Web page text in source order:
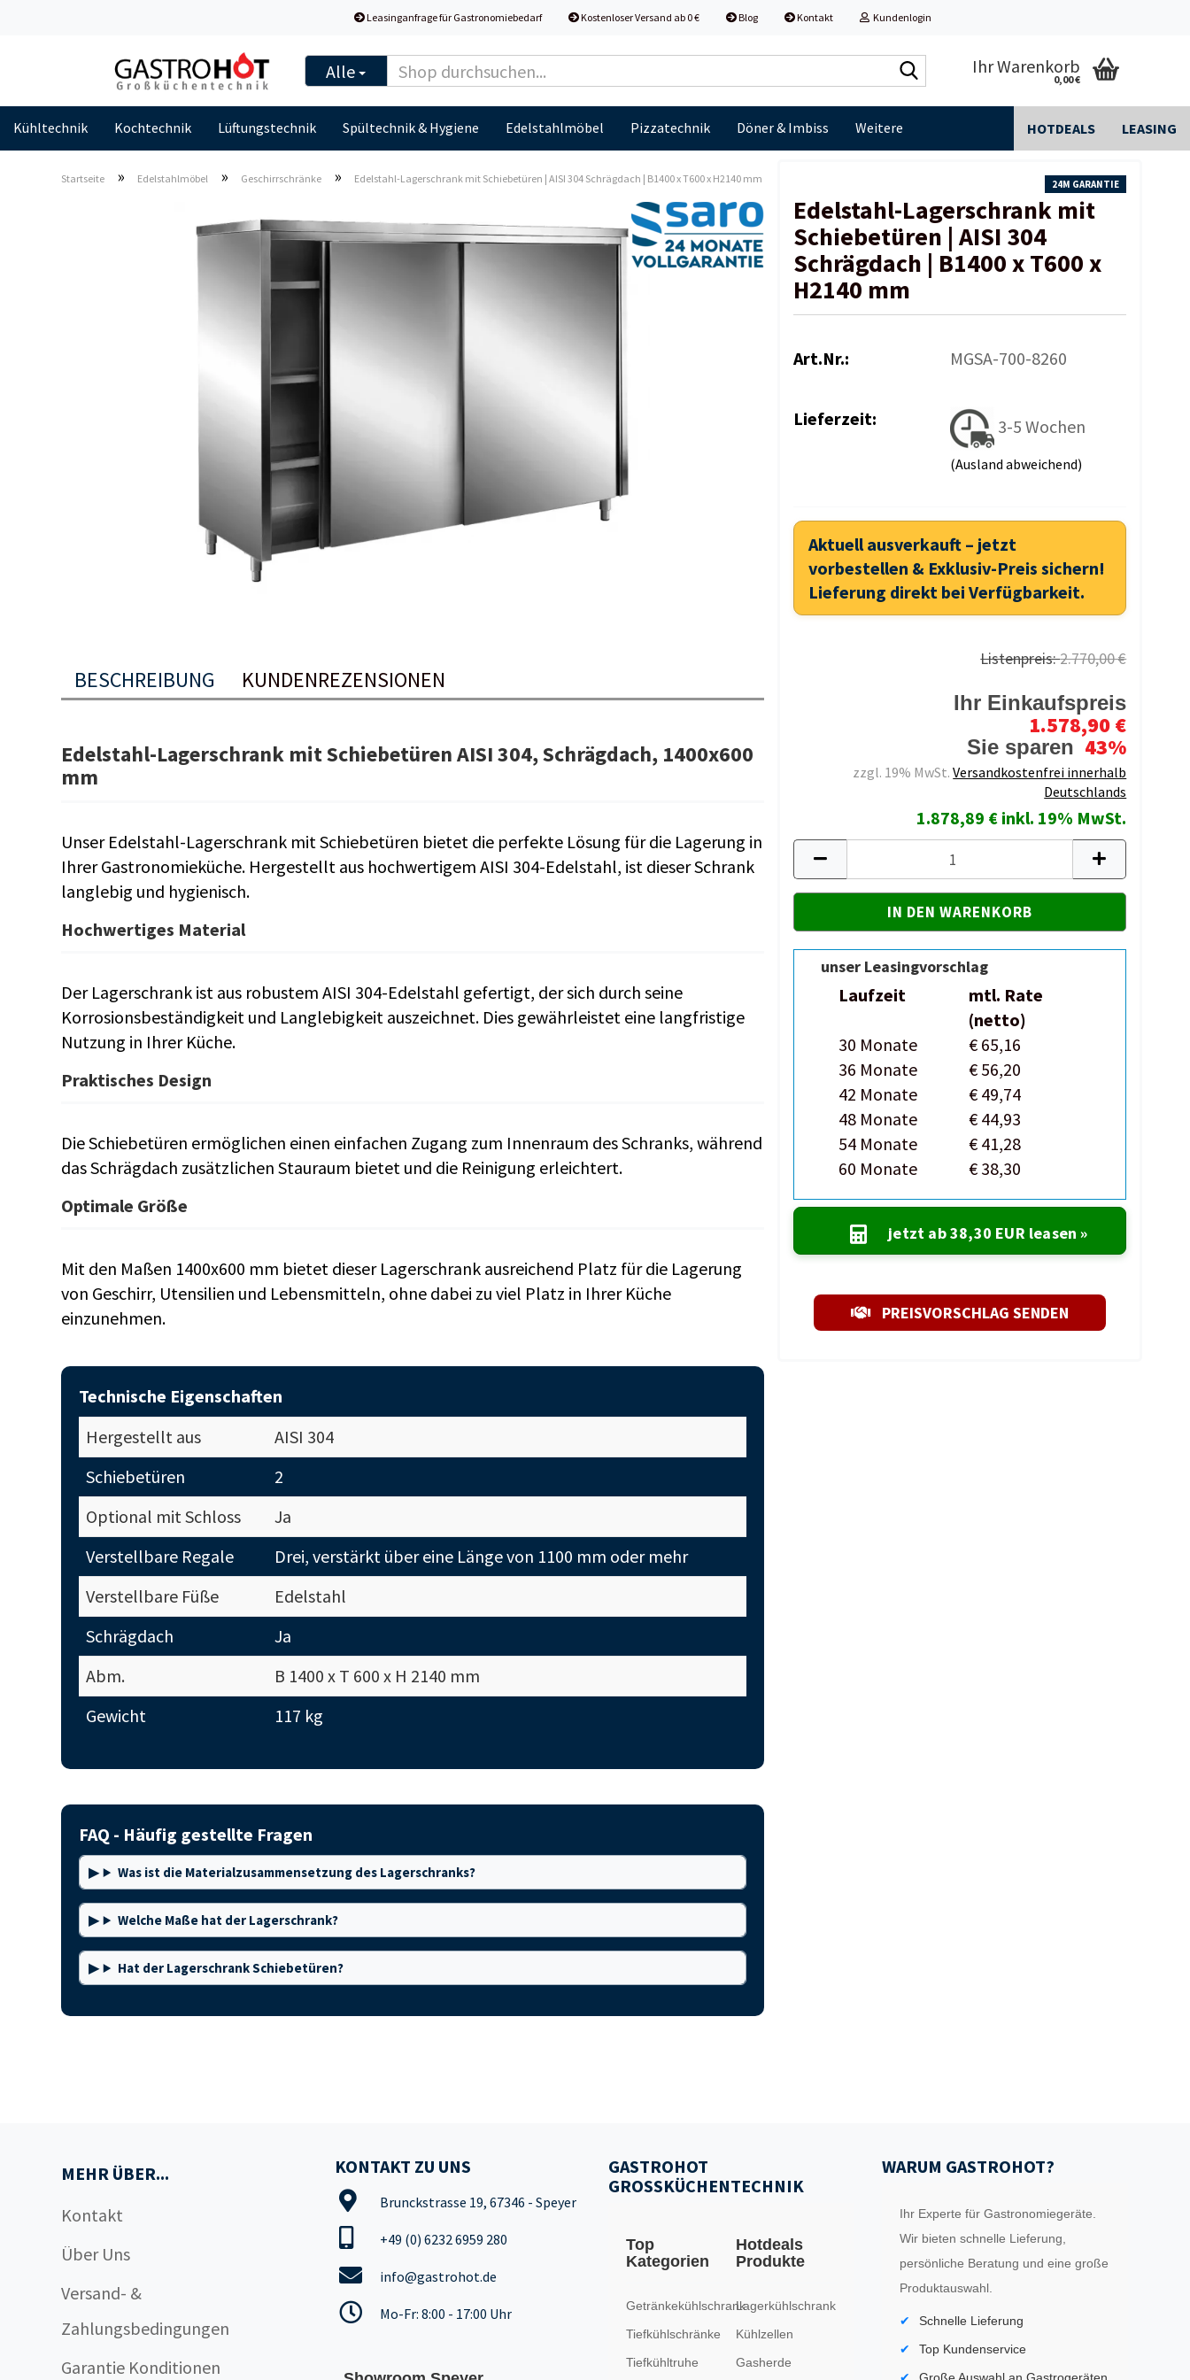
Leasinganfrage für Gastronomiebedarf Kostenloser Versand ab 0 € Blog Kontakt Kundenlogin
Alle
durchsuchen...
Ihr Warenkorb
0,00 €
Kühltechnik Kochtechnik Lüftungstechnik Spültechnik & Hygiene Edelstahlmöbel Pizzatechnik Döner & Imbiss HOTDEALS LEASING
Weitere
Startseite » Edelstahlmöbel » Geschirrschränke » Edelstahl-​Lagerschrank mit Schiebetüren | AISI 304 Schrägdach | B1400 x T600 x H2140 mm 24M GARANTIE
Edelstahl-​Lagerschrank mit
Schiebetüren | AISI 304
Schrägdach | B1400 x T600 x
H2140 mm
Art.Nr.: MGSA-700-8260
Lieferzeit: 3-5 Wochen
(Ausland abweichend)
Aktuell ausverkauft – jetzt
vorbestellen & Exklusiv-Preis sichern!
Lieferung direkt bei Verfügbarkeit.
Listenpreis:2.770,00 €
Ihr Einkaufspreis
1.578,90 €
Sie sparen 43%
zzgl. 19% MwSt.Versandkostenfrei innerhalb
Deutschlands
1.878,89 € inkl. 19% MwSt.
unser Leasingvorschlag
Laufzeit
mtl. Rate
(netto)
30 Monate
€ 65,16
36 Monate
€ 56,20
42 Monate
€ 49,74
48 Monate
€ 44,93
54 Monate
€ 41,28
60 Monate
€ 38,30
jetzt ab38,30 EUR leasen »
PREISVORSCHLAG SENDEN
BESCHREIBUNG KUNDENREZENSIONEN
Edelstahl-Lagerschrank mit Schiebetüren AISI 304, Schrägdach, 1400x600
mm
Unser Edelstahl-Lagerschrank mit Schiebetüren bietet die perfekte Lösung für die Lagerung in
Ihrer Gastronomieküche. Hergestellt aus hochwertigem AISI 304-Edelstahl, ist dieser Schrank
langlebig und hygienisch.
Hochwertiges Material
Der Lagerschrank ist aus robustem AISI 304-Edelstahl gefertigt, der sich durch seine
Korrosionsbeständigkeit und Langlebigkeit auszeichnet. Dies gewährleistet eine langfristige
Nutzung in Ihrer Küche.
Praktisches Design
Die Schiebetüren ermöglichen einen einfachen Zugang zum Innenraum des Schranks, während
das Schrägdach zusätzlichen Stauraum bietet und die Reinigung erleichtert.
Optimale Größe
Mit den Maßen 1400x600 mm bietet dieser Lagerschrank ausreichend Platz für die Lagerung
von Geschirr, Utensilien und Lebensmitteln, ohne dabei zu viel Platz in Ihrer Küche
einzunehmen.
Technische Eigenschaften
Hergestellt aus
AISI 304
Schiebetüren
2
Optional mit Schloss
Ja
Verstellbare Regale
Drei, verstärkt über eine Länge von 1100 mm oder mehr
Verstellbare Füße
Edelstahl
Schrägdach
Ja
Abm.
B 1400 x T 600 x H 2140 mm
Gewicht
117 kg
FAQ - Häufig gestellte Fragen
Was ist die Materialzusammensetzung des Lagerschranks?
Welche Maße hat der Lagerschrank?
Hat der Lagerschrank Schiebetüren?
MEHR ÜBER...
Kontakt
Über Uns
Versand- &
Zahlungsbedingungen
Garantie Konditionen
KONTAKT ZU UNS
Brunckstrasse 19, 67346 - Speyer
+49 (0) 6232 6959 280
info@gastrohot.de
Mo-Fr: 8:00 - 17:00 Uhr
GASTROHOT
GROSSKÜCHENTECHNIK
Top
Kategorien
Getränkekühlschrank
Tiefkühlschränke
Tiefkühltruhe
Hotdeals
Produkte
Lagerkühlschrank
Kühlzellen
Gasherde
WARUM GASTROHOT?
Ihr Experte für Gastronomiegeräte.
Wir bieten schnelle Lieferung,
persönliche Beratung und eine große
Produktauswahl.
Schnelle Lieferung
Top Kundenservice